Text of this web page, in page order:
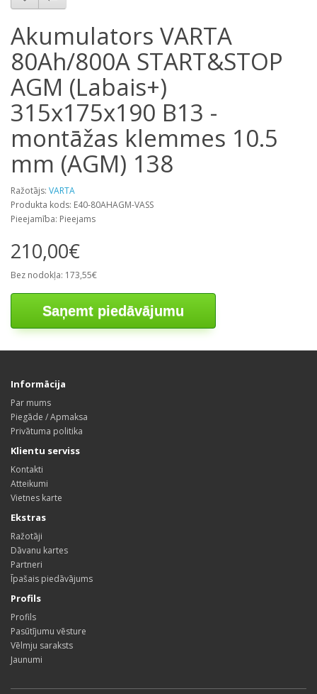
Akumulators VARTA
80Ah/800A START&STOP
AGM (Labais+)
315x175x190 B13 -
montāžas klemmes 10.5
mm (AGM) 138
Ražotājs: VARTA
Produkta kods: E40-80AHAGM-VASS
Pieejamība: Pieejams
210,00€
Bez nodokļa: 173,55€
Saņemt piedāvājumu
Informācija
Par mums
Piegāde / Apmaksa
Privātuma politika
Klientu serviss
Kontakti
Atteikumi
Vietnes karte
Ekstras
Ražotāji
Dāvanu kartes
Partneri
Īpašais piedāvājums
Profils
Profils
Pasūtījumu vēsture
Vēlmju saraksts
Jaunumi